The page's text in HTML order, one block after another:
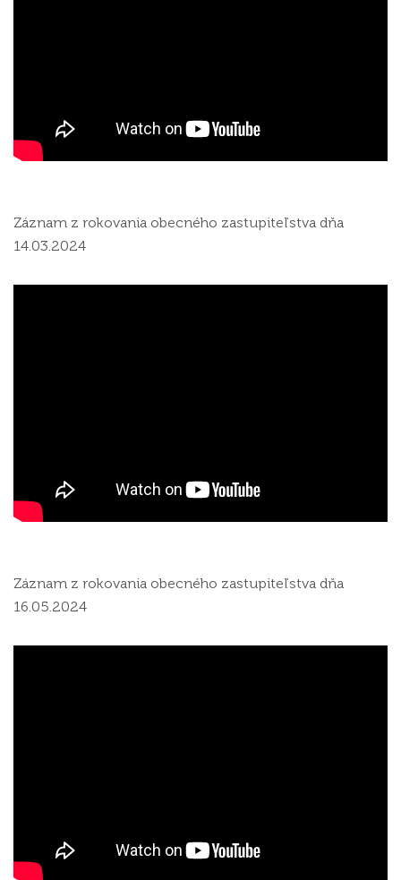
Záznam z rokovania obecného zastupiteľstva dňa
14.03.2024
Záznam z rokovania obecného zastupiteľstva dňa
16.05.2024